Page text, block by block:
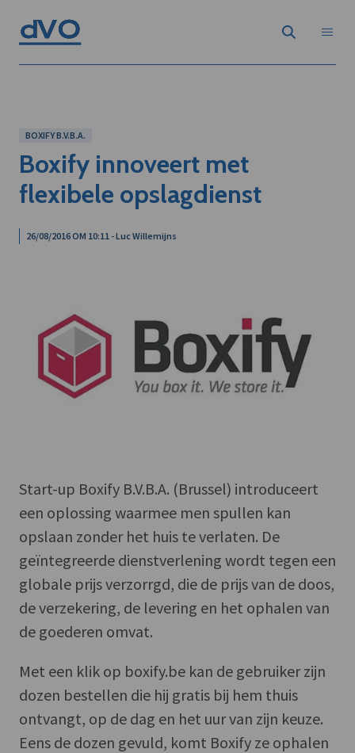
BOXIFY B.V.B.A.
Boxify innoveert met
flexibele opslagdienst
26/08/2016 OM 10:11 - Luc Willemijns
Start-up Boxify B.V.B.A. (Brussel) introduceert
een oplossing waarmee men spullen kan
opslaan zonder het huis te verlaten. De
geïntegreerde dienstverlening wordt tegen een
globale prijs verzorrgd, die de prijs van de doos,
de verzekering, de levering en het ophalen van
de goederen omvat.
Met een klik op boxify.be kan de gebruiker zijn
dozen bestellen die hij gratis bij hem thuis
ontvangt, op de dag en het uur van zijn keuze.
Eens de dozen gevuld, komt Boxify ze ophalen